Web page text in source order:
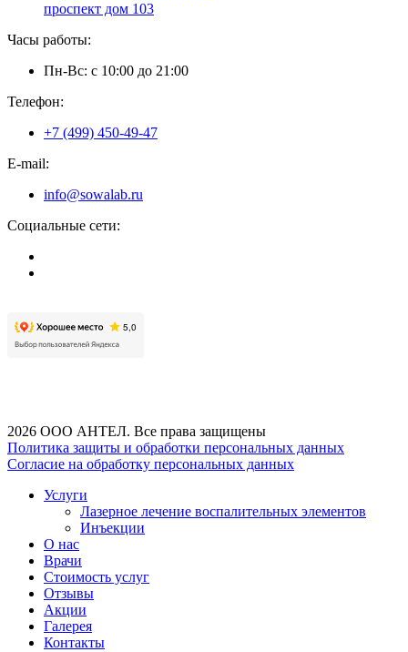
проспект дом 103
Часы работы:
Пн-Вс: с 10:00 до 21:00
Телефон:
+7 (499) 450-49-47
E-mail:
info@sowalab.ru
Социальные сети:
2026 ООО АНТЕЛ. Все права защищены
Политика защиты и обработки персональных данных
Согласие на обработку персональных данных
Услуги
Лазерное лечение воспалительных элементов
Инъекции
О нас
Врачи
Стоимость услуг
Отзывы
Акции
Галерея
Контакты